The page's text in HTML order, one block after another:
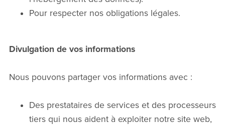
Pour respecter nos obligations légales.
Divulgation de vos informations
Nous pouvons partager vos informations avec :
Des prestataires de services et des processeurs
tiers qui nous aident à exploiter notre site web,